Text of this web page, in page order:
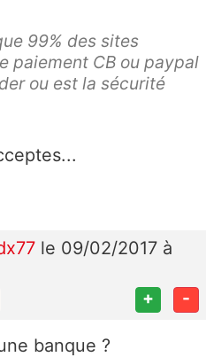
99% des sites
paiement CB ou paypal
ou est la sécurité
le 09/02/2017 à
+ -
banque ?